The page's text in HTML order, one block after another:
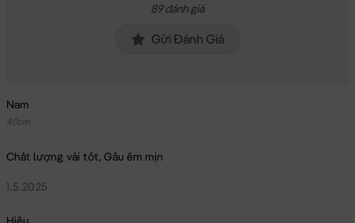
89 đánh giá
Gửi Đánh Giá
Nam
40cm
Chất lượng vải tốt, Gấu êm mịn
1.5.2025